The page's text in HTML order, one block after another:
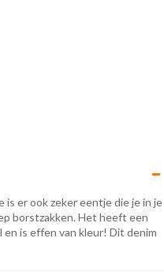
is er ook zeker eentje die je in je
borstzakken. Het heeft een
is effen van kleur! Dit denim